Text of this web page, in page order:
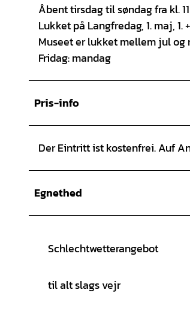
Åbent tirsdag til søndag fra kl.
Lukket på Langfredag, 1. maj,
Museet er lukket mellem jul
Fridag: mandag
Pris-info
Der Eintritt ist kostenfrei. Auf
Egnethed
Schlechtwetterangebot
til alt slags vejr